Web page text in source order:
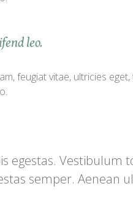
leo.
feugiat vitae, ultricies
egestas. Vestibulum
semper. Aenean